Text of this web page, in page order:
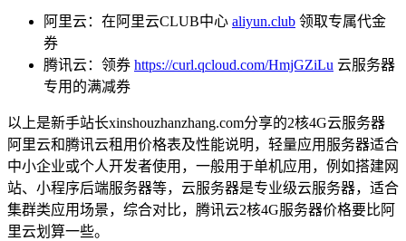
阿里云：在阿里云CLUB中心 aliyun.club 领取专属代金
券
腾讯云：领券 https://curl.qcloud.com/HmjGZiLu 云服务器
专用的满减券
以上是新手站长xinshouzhanzhang.com分享的2核4G云服务器
阿里云和腾讯云租用价格表及性能说明，轻量应用服务器适合
中小企业或个人开发者使用，一般用于单机应用，例如搭建网
站、小程序后端服务器等，云服务器是专业级云服务器，适合
集群类应用场景，综合对比，腾讯云2核4G服务器价格要比阿
里云划算一些。